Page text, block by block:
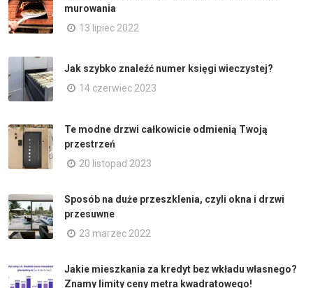
murowania
13 lipiec 2022
Jak szybko znaleźć numer księgi wieczystej?
14 czerwiec 2023
Te modne drzwi całkowicie odmienią Twoją
przestrzeń
20 listopad 2023
Sposób na duże przeszklenia, czyli okna i drzwi
przesuwne
23 marzec 2022
Jakie mieszkania za kredyt bez wkładu własnego?
Znamy limity ceny metra kwadratowego!